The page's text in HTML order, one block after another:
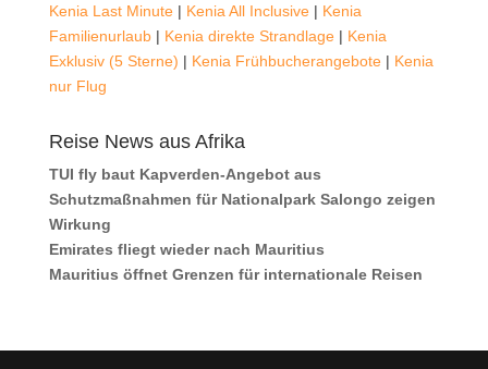
Kenia Last Minute| Kenia All Inclusive| Kenia
Familienurlaub| Kenia direkte Strandlage| Kenia
Exklusiv (5 Sterne) | Kenia Frühbucherangebote| Kenia
nur Flug
Reise News aus Afrika
TUI fly baut Kapverden-Angebot aus
Schutzmaßnahmen für Nationalpark Salongo zeigen
Wirkung
Emirates fliegt wieder nach Mauritius
Mauritius öffnet Grenzen für internationale Reisen